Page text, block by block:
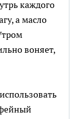
каждого
а масло
воняет,